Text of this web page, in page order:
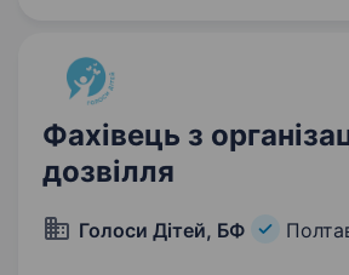
Фахівець з
дозвілля
Голоси Дітей, БФ